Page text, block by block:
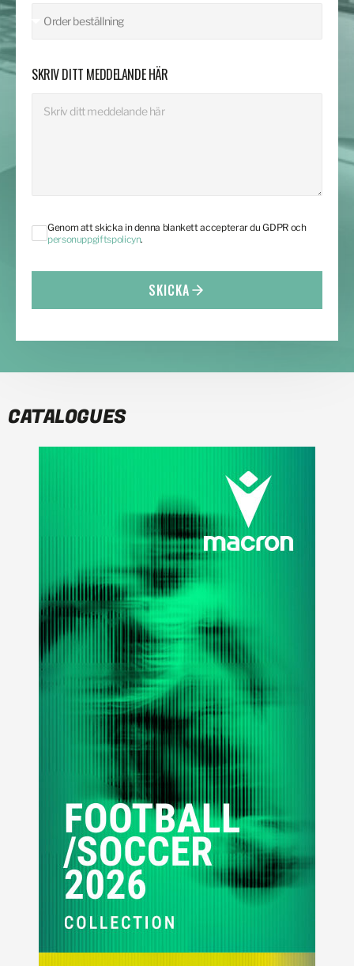
SKRIV DITT MEDDELANDE HÄR
Genom att skicka in denna blankett accepterar du GDPR och
personuppgiftspolicyn.
SKICKA
CATALOGUES